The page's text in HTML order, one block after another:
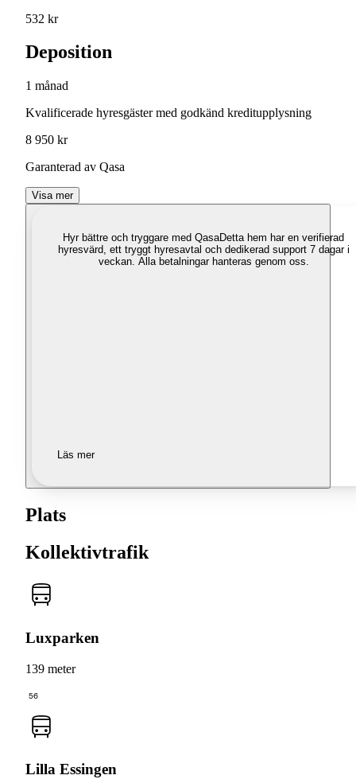
532 kr
Deposition
1 månad
Kvalificerade hyresgäster med godkänd kreditupplysning
8 950 kr
Garanterad av Qasa
Visa mer
Hyr bättre och tryggare med QasaDetta hem har en verifierad
hyresvärd, ett tryggt hyresavtal och dedikerad support 7 dagar i
veckan. Alla betalningar hanteras genom oss.
Läs mer
Plats
Kollektivtrafik
Luxparken
139 meter
56
Lilla Essingen